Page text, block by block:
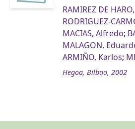
RAMIREZ DE
RODRIGUEZ-
MACIAS, Alfredo;
MALAGON,
ARMIÑO, Karlos;
Hegoa, Bilbao, 2002